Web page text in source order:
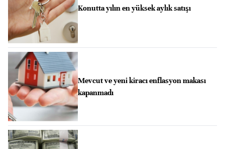
Konutta yılın en yüksek aylık satışı
Mevcut ve yeni kiracı enflasyon makası
kapanmadı